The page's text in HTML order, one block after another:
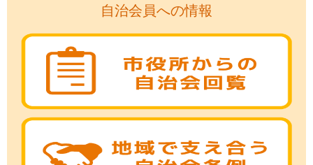
自治会員への情報